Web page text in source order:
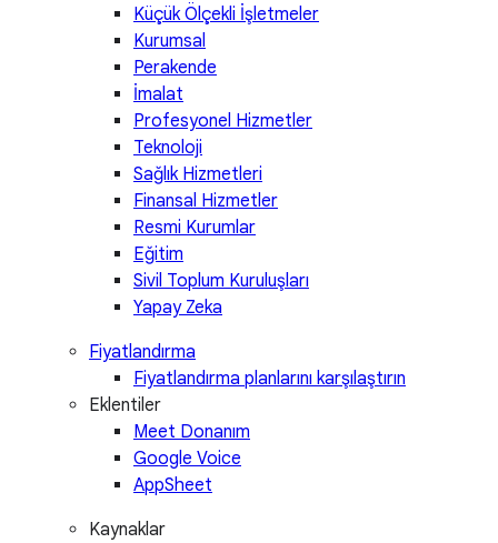
Küçük Ölçekli İşletmeler
Kurumsal
Perakende
İmalat
Profesyonel Hizmetler
Teknoloji
Sağlık Hizmetleri
Finansal Hizmetler
Resmi Kurumlar
Eğitim
Sivil Toplum Kuruluşları
Yapay Zeka
Fiyatlandırma
Fiyatlandırma planlarını karşılaştırın
Eklentiler
Meet Donanım
Google Voice
AppSheet
Kaynaklar